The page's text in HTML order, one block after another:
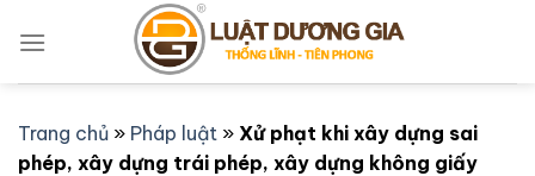
qua
Trang chủ » Pháp luật » Xử phạt khi xây dựng sai
phép, xây dựng trái phép, xây dựng không giấy